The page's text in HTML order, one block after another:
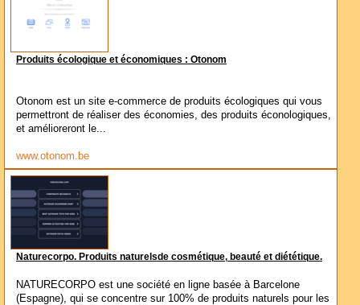
Produits écologique et économiques : Otonom
Otonom est un site e-commerce de produits écologiques qui vous
permettront de réaliser des économies, des produits éconologiques,
et amélioreront le...
www.otonom.be
Naturecorpo. Produits naturelsde cosmétique, beauté et diététique.
NATURECORPO est une société en ligne basée à Barcelone
(Espagne), qui se concentre sur 100% de produits naturels pour les